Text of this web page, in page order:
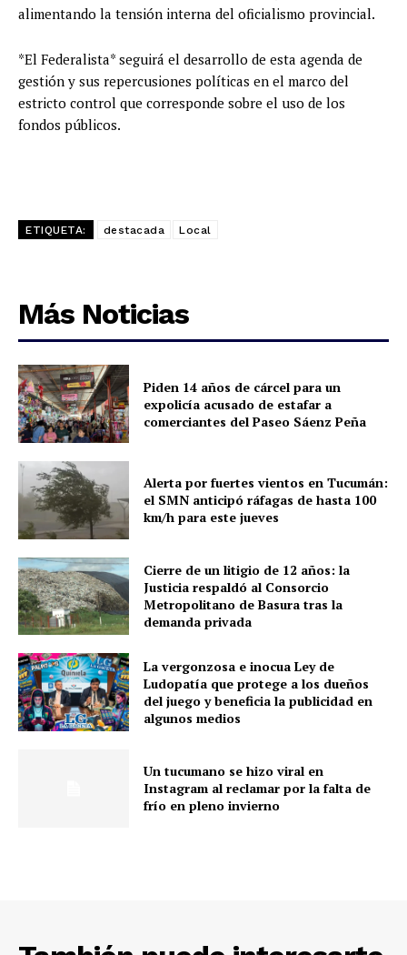
alimentando la tensión interna del oficialismo provincial.
*El Federalista* seguirá el desarrollo de esta agenda de
gestión y sus repercusiones políticas en el marco del
estricto control que corresponde sobre el uso de los
fondos públicos.
ETIQUETA: destacada Local
Más Noticias
Piden 14 años de cárcel para un
expolicía acusado de estafar a
comerciantes del Paseo Sáenz Peña
Alerta por fuertes vientos en Tucumán:
el SMN anticipó ráfagas de hasta 100
km/h para este jueves
Cierre de un litigio de 12 años: la
Justicia respaldó al Consorcio
Metropolitano de Basura tras la
demanda privada
La vergonzosa e inocua Ley de
Ludopatía que protege a los dueños
del juego y beneficia la publicidad en
algunos medios
Un tucumano se hizo viral en
Instagram al reclamar por la falta de
frío en pleno invierno